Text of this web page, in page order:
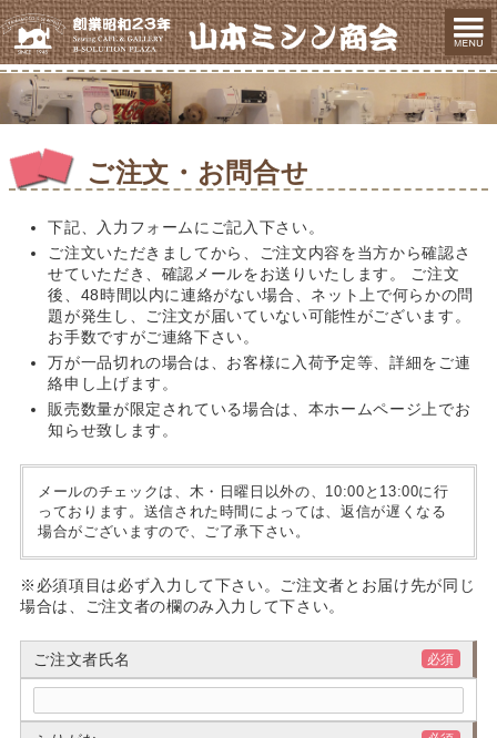
ご注文・お問合せ
下記、入力フォームにご記入下さい。
ご注文いただきましてから、ご注文内容を当方から確認さ
せていただき、確認メールをお送りいたします。 ご注文
後、48時間以内に連絡がない場合、ネット上で何らかの問
題が発生し、ご注文が届いていない可能性がございます。
お手数ですがご連絡下さい。
万が一品切れの場合は、お客様に入荷予定等、詳細をご連
絡申し上げます。
販売数量が限定されている場合は、本ホームページ上でお
知らせ致します。
メールのチェックは、木・日曜日以外の、10:00と13:00に行
っております。送信された時間によっては、返信が遅くなる
場合がございますので、ご了承下さい。
※必須項目は必ず入力して下さい。ご注文者とお届け先が同じ
場合は、ご注文者の欄のみ入力して下さい。
ご注文者氏名 必須